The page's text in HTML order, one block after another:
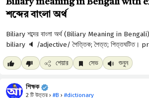
Biliary meaning in Bengali with
শব্দের বাংলা অর্থ
শেয়ার সেভ শুনুন
শিক্ষক
2 টি উত্তর › #B › #dictionary